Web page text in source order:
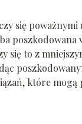
się poważnymi
poszkodowana
się to z
które mogą